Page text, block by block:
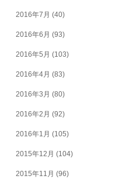
2016年7月 (40)
2016年6月 (93)
2016年5月 (103)
2016年4月 (83)
2016年3月 (80)
2016年2月 (92)
2016年1月 (105)
2015年12月 (104)
2015年11月 (96)